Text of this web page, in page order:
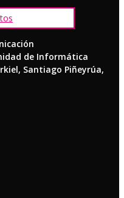
de Informática
Santiago Piñeyrúa,